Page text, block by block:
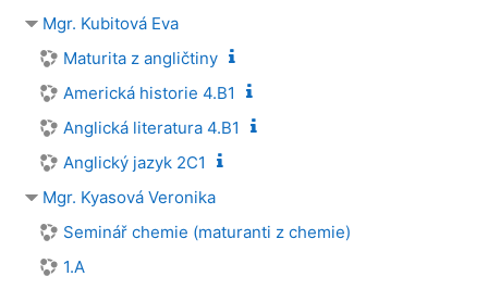
Mgr. Kubitová Eva
Maturita z angličtiny
Americká historie 4.B1
Anglická literatura 4.B1
Anglický jazyk 2C1
Mgr. Kyasová Veronika
Seminář chemie (maturanti z chemie)
1.A